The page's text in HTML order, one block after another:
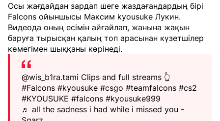
Осы жағдайдан зардап шеге жаздағандардың бірі
Falcons ойыншысы Максим kyousuke Лукин.
Видеода оның есімін айғайлап, жанына жақын
баруға тырысқан қалың топ арасынан күзетшілер
көмегімен шыққаны көрінеді.
@wis_b1ra.tami Clips and full streams 👆
#Falcons #kyousuke #csgo #teamfalcons #cs2
#KYOUSUKE #falcons #kyousuke999
♬ all the sadness i had while i missed you -